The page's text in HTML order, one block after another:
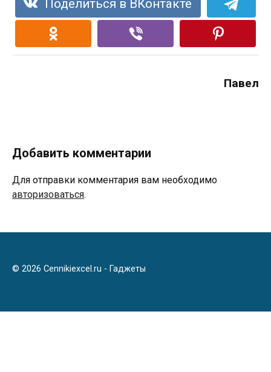
Поделиться в ВКонтакте
Павел
Добавить комментарии
Для отправки комментария вам необходимо
авторизоваться.
© 2026 Cennikiexcel.ru - Гаджеты